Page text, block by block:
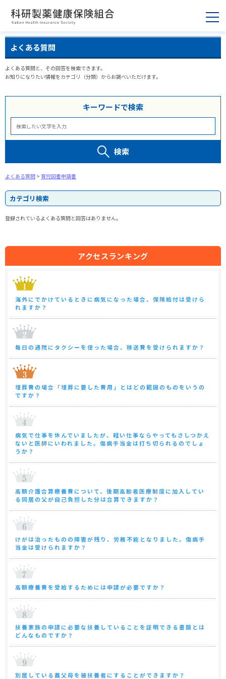
よくある質問
よくある質問と、その回答を検索できます。
お知りになりたい情報をカテゴリ（分類）からお調べいただけます。
キーワードで検索
検索
よくある質問 > 育児図書申請書
カテゴリ検索
登録されているよくある質問と回答はありません。
アクセスランキング
海外にでかけているときに病気になった場合、保険給付は受けら
れますか？
毎日の通院にタクシーを使った場合、移送費を受けられますか？
埋葬費の場合「埋葬に要した費用」とはどの範囲のものをいうの
ですか？
病気で仕事を休んでいましたが、軽い仕事ならやってもさしつかえ
ないと医師にいわれました。傷病手当金は打ち切られるのでしょ
うか？
高額介護合算療養費について、後期高齢者医療制度に加入してい
る同居の父が自己負担した分は合算できますか？
けがは治ったものの障害が残り、労務不能となりました。傷病手
当金は受けられますか？
高額療養費を受給するためには申請が必要ですか？
扶養家族の申請に必要な扶養していることを証明できる書類とは
どんなものですか？
別居している義父母を被扶養者にすることができますか？